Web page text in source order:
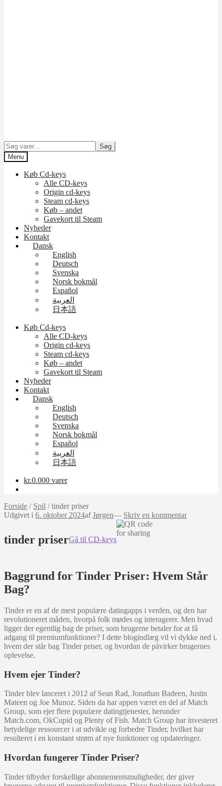
Søg
efter:
Søg
Menu
Køb Cd-keys
Alle CD-keys
Origin cd-keys
Steam cd-keys
Køb – andet
Gavekort til Steam
Nyheder
Kontakt
Dansk
English
Deutsch
Svenska
Norsk bokmål
Español
العربية
日本語
Køb Cd-keys
Alle CD-keys
Origin cd-keys
Steam cd-keys
Køb – andet
Gavekort til Steam
Nyheder
Kontakt
Dansk
English
Deutsch
Svenska
Norsk bokmål
Español
العربية
日本語
kr.0.000 varer
Forside / Spil /tinder priser
Udgivet i 6. oktober 2024afJørgen— Skriv en kommentar
tinder priserGå til CD-keys
Baggrund for Tinder Priser: Hvem Står
Bag?
Tinder er en af de mest populære datingapps i verden, og den har
revolutioneret måden, hvorpå folk mødes og interagerer. Men hvad
ligger der egentlig bag de priser, som brugerne betaler for at få
adgang til premiumfunktioner? I dette blogindlæg vil vi dykke ned i,
hvem der står bag Tinder priser, og hvordan de påvirker brugernes
oplevelse.
Hvem ejer Tinder?
Tinder blev lanceret i 2012 af Sean Rad, Jonathan Badeen, Justin
Mateen og Joe Munoz. Siden da har appen været en del af Match
Group, som ejer flere populære datingtjenester, herunder
Match.com, OkCupid og Plenty of Fish. Match Group har investeret
betydelige ressourcer i at udvikle og forbedre Tinder, hvilket har
resulteret i en konstant strøm af nye funktioner og opdateringer.
Hvordan fungerer Tinder Priser?
Tinder tilbyder forskellige abonnementsmuligheder, der giver